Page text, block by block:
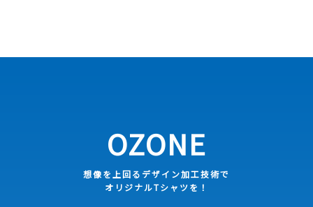
OZONE
想像を上回るデザイン加工技術で
オリジナルTシャツを！